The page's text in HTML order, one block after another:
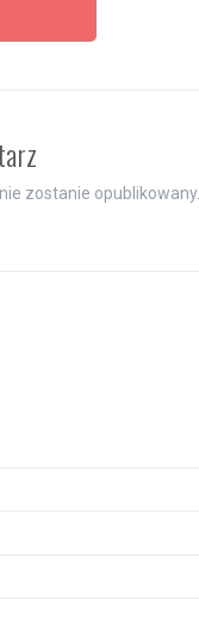
zostanie opublikowany.